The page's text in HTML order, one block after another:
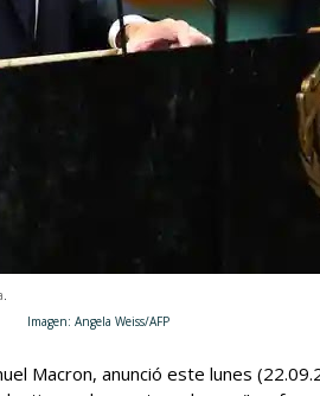
.
Weiss/AFP
Macron, anunció este lunes